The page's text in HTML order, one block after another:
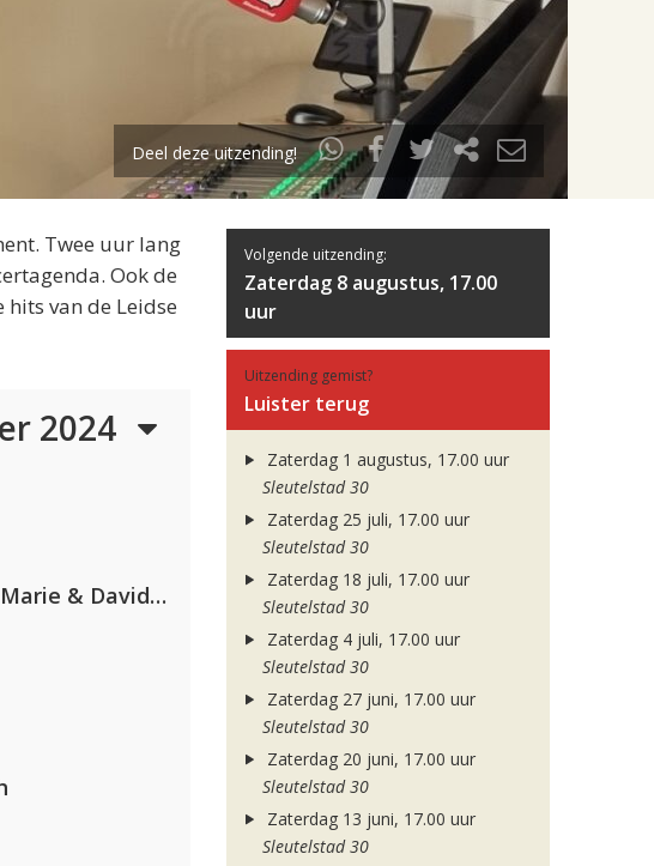
Deel deze uitzending!
Twee uur lang
Ook de
van de Leidse
2024
Clean Bandit, Anne-Marie & David Guetta
Volgende uitzending:
Zaterdag 8 augustus, 17.00
uur
Uitzending gemist?
Luister terug
Zaterdag 1 augustus, 17.00 uur
Sleutelstad 30
Zaterdag 25 juli, 17.00 uur
Sleutelstad 30
Zaterdag 18 juli, 17.00 uur
Sleutelstad 30
Zaterdag 4 juli, 17.00 uur
Sleutelstad 30
Zaterdag 27 juni, 17.00 uur
Sleutelstad 30
Zaterdag 20 juni, 17.00 uur
Sleutelstad 30
Zaterdag 13 juni, 17.00 uur
Sleutelstad 30